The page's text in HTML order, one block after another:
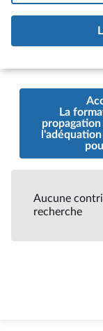
La
Aucune
recherche